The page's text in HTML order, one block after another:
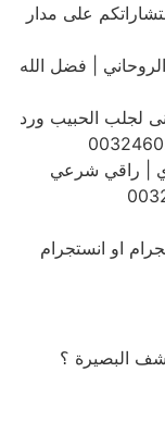
على مدار
| فضل الله
لجلب الحبيب ورد
| راقي شرعي
او انستجرام
البصيرة ؟